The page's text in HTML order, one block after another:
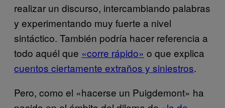
realizar un discurso, intercambiando palabras
y experimentando muy fuerte a nivel
sintáctico. También podría hacer referencia a
todo aquél que «corre rápido» o que explica
cuentos ciertamente extraños y siniestros.
Pero, como el «hacerse un Puigdemont» ha